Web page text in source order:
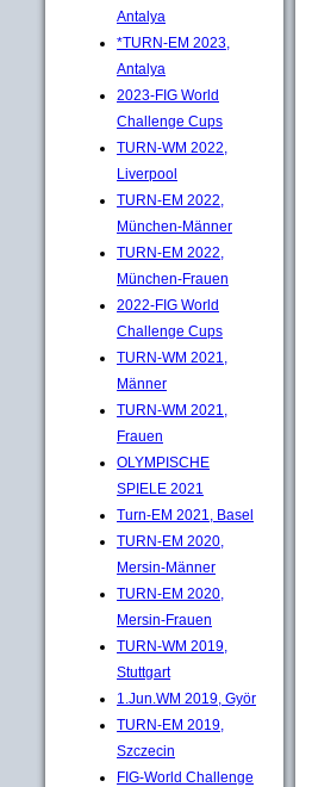
Antalya
*TURN-EM 2023,
Antalya
2023-FIG World
Challenge Cups
TURN-WM 2022,
Liverpool
TURN-EM 2022,
München-Männer
TURN-EM 2022,
München-Frauen
2022-FIG World
Challenge Cups
TURN-WM 2021,
Männer
TURN-WM 2021,
Frauen
OLYMPISCHE
SPIELE 2021
Turn-EM 2021, Basel
TURN-EM 2020,
Mersin-Männer
TURN-EM 2020,
Mersin-Frauen
TURN-WM 2019,
Stuttgart
1.Jun.WM 2019, Györ
TURN-EM 2019,
Szczecin
FIG-World Challenge